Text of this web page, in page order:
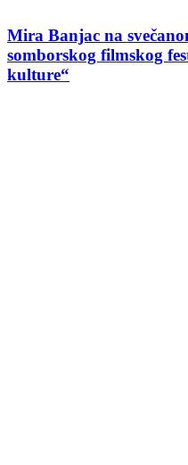
Mira Banjac na
somborskog filmskog
kulture“